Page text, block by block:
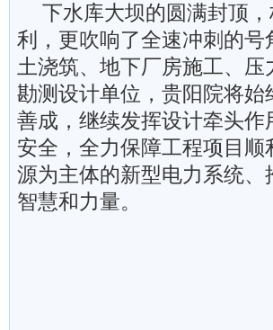
下水库大坝的圆满封顶
利，更吹响了全速冲刺的
土浇筑、地下厂房施工、
勘测设计单位，贵阳院将
善成，继续发挥设计牵头
安全，全力保障工程项目
源为主体的新型电力系统
智慧和力量。